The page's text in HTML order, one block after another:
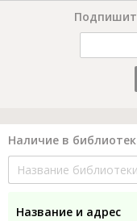
Наличие в
Название и адрес